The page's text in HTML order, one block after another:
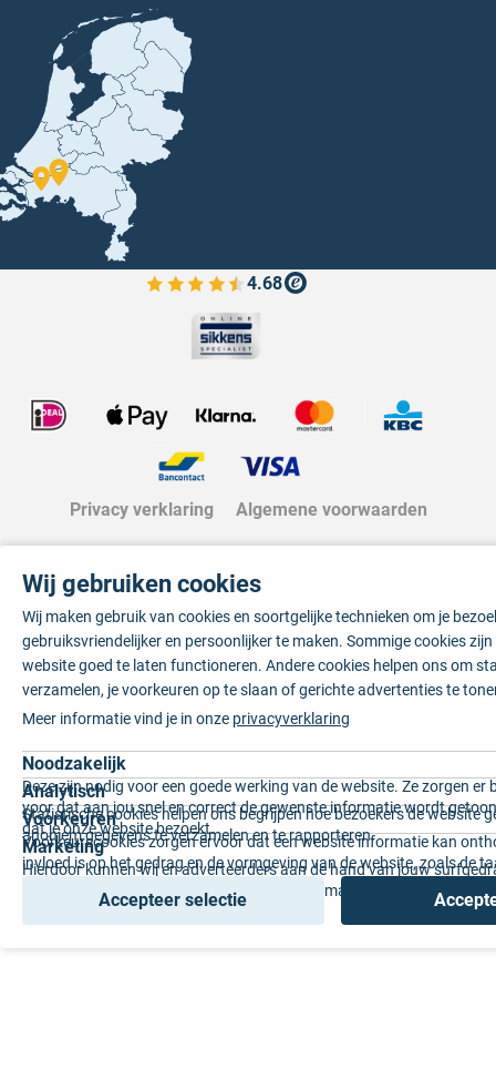
4.68
Bekijk de verfplaza beoordelingen
Privacy verklaring Algemene voorwaarden
Wij gebruiken cookies
Wij maken gebruik van cookies en soortgelijke technieken om je
gebruiksvriendelijker en persoonlijker te maken. Sommige cookies
website goed te laten functioneren. Andere cookies helpen ons om
verzamelen, je voorkeuren op te slaan of gerichte advertenties te
Meer informatie vind je in onze privacyverklaring
Noodzakelijk
Deze zijn nodig voor een goede werking van de website. Ze zorgen er
voor dat aan jou snel en correct de gewenste informatie wordt
dat je onze website bezoekt.
Analytisch
Statistische cookies helpen ons begrijpen hoe bezoekers de website
anoniem gegevens te verzamelen en te rapporteren.
Voorkeuren
Voorkeurscookies zorgen ervoor dat een website informatie kan
invloed is op het gedrag en de vormgeving van de website, zoals de
Marketing
Hierdoor kunnen wij en adverteerders aan de hand van jouw
gepersonaliseerde online advertenties en op maat gemaakte content
Accepteer selectie